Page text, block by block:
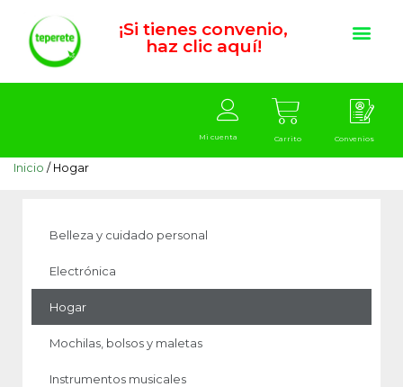
¡Si tienes convenio,
haz clic aquí!
Mi cuenta Carrito Convenios
Inicio / Hogar
Belleza y cuidado personal
Electrónica
Hogar
Mochilas, bolsos y maletas
Instrumentos musicales